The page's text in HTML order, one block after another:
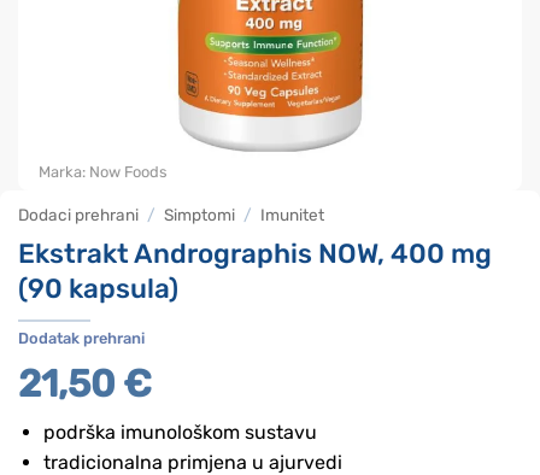
Dodaci prehrani / Simptomi / Imunitet
Ekstrakt Andrographis NOW, 400 mg
(90 kapsula)
Dodatak prehrani
21,50 €
podrška imunološkom sustavu
tradicionalna primjena u ajurvedi
Marka: Now Foods